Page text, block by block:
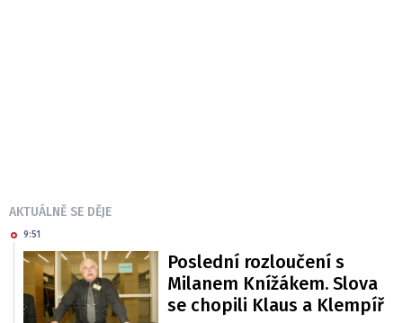
AKTUÁLNĚ SE DĚJE
9:51
Poslední rozloučení s
Milanem Knížákem. Slova
se chopili Klaus a Klempíř